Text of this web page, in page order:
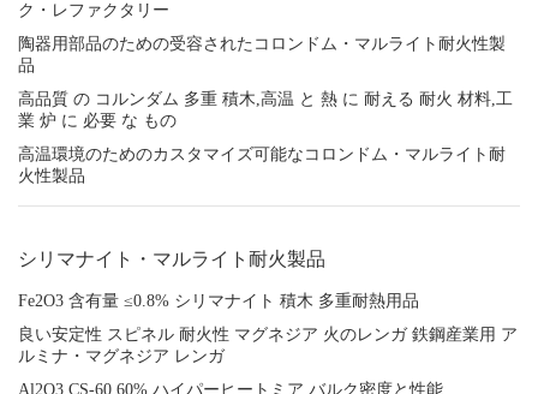
ク・レファクタリー
陶器用部品のための受容されたコロンドム・マルライト耐火性製
品
高品質 の コルンダム 多重 積木,高温 と 熱 に 耐える 耐火 材料,工
業 炉 に 必要 な もの
高温環境のためのカスタマイズ可能なコロンドム・マルライト耐
火性製品
シリマナイト・マルライト耐火製品
Fe2O3 含有量 ≤0.8% シリマナイト 積木 多重耐熱用品
良い安定性 スピネル 耐火性 マグネジア 火のレンガ 鉄鋼産業用 ア
ルミナ・マグネジア レンガ
Al2O3 CS-60 60% ハイパーヒートミア バルク密度と性能